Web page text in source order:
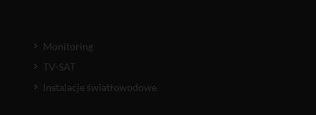
Monitoring
TV-SAT
Instalacje światłowodowe